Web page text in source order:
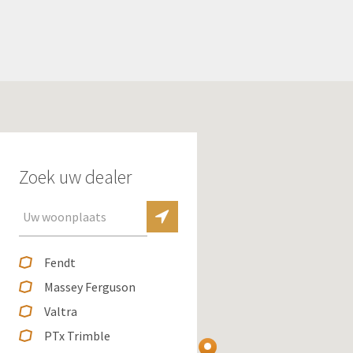
Zoek uw dealer
Fendt
Massey Ferguson
Valtra
PTx Trimble